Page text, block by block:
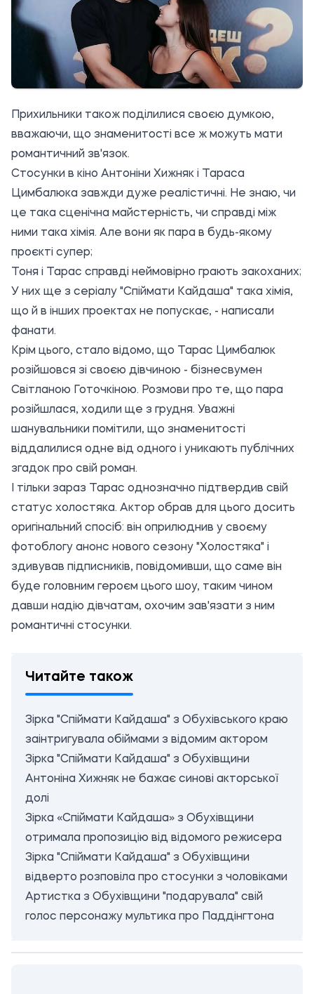
Прихильники також поділилися своєю думкою,
вважаючи, що знаменитості все ж можуть мати
романтичний зв'язок.
Стосунки в кіно Антоніни Хижняк і Тараса
Цимбалюка завжди дуже реалістичні. Не знаю, чи
це така сценічна майстерність, чи справді між
ними така хімія. Але вони як пара в будь-якому
проєкті супер;
Тоня і Тарас справді неймовірно грають закоханих;
У них ще з серіалу "Спіймати Кайдаша" така хімія,
що й в інших проектах не попускає, - написали
фанати.
Крім цього, стало відомо, що Тарас Цимбалюк
розійшовся зі своєю дівчиною - бізнесвумен
Світланою Готочкіною. Розмови про те, що пара
розійшлася, ходили ще з грудня. Уважні
шанувальники помітили, що знаменитості
віддалилися одне від одного і уникають публічних
згадок про свій роман.
І тільки зараз Тарас однозначно підтвердив свій
статус холостяка. Актор обрав для цього досить
оригінальний спосіб: він оприлюднив у своєму
фотоблогу анонс нового сезону "Холостяка" і
здивував підписників, повідомивши, що саме він
буде головним героєм цього шоу, таким чином
давши надію дівчатам, охочим зав'язати з ним
романтичні стосунки.
Читайте також
Зірка "Спіймати Кайдаша" з Обухівського краю
заінтригувала обіймами з відомим актором
Зірка "Спіймати Кайдаша" з Обухівщини
Антоніна Хижняк не бажає синові акторської
долі
Зірка «Спіймати Кайдаша» з Обухівщини
отримала пропозицію від відомого режисера
Зірка "Спіймати Кайдаша" з Обухівщини
відверто розповіла про стосунки з чоловіками
Артистка з Обухівщини "подарувала" свій
голос персонажу мультика про Паддінгтона